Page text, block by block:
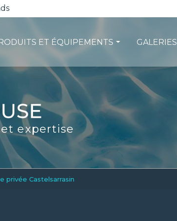
ET ÉQUIPEMENTS
pompes à chaleur
filtration
robots piscines
et sécurité
stérilisation
abris
Balnéo
GALERIES
expertise
privée Castelsarrasin